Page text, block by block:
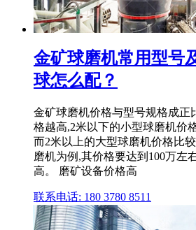
金矿球磨机常用型号
球怎么配？
金矿球磨机价格与型号规格成正
格越高,2米以下的小型球磨机价
而2米以上的大型球磨机价格比
磨机为例,其价格要达到100万左
高。 磨矿设备价格高
联系电话: 180 3780 8511